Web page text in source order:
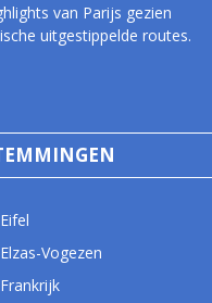
van Parijs gezien
uitgestippelde routes.
Eifel
Elzas-Vogezen
Frankrijk